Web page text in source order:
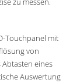
Touchpanel mit
von
Abtasten eines
Auswertung